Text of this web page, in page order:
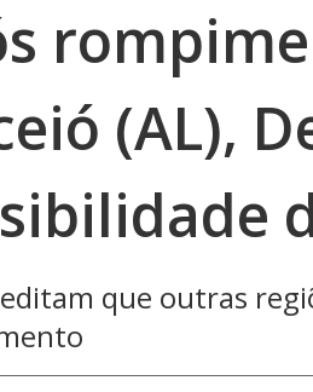
(AL),
que outras